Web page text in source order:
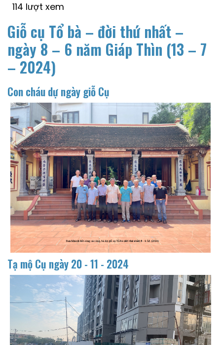
114 lượt xem
Giỗ cụ Tổ bà – đời thứ nhất –
ngày 8 – 6 năm Giáp Thìn (13 – 7
– 2024)
Con cháu dự ngày giỗ Cụ
Tạ mộ Cụ ngày20 - 11 - 2024